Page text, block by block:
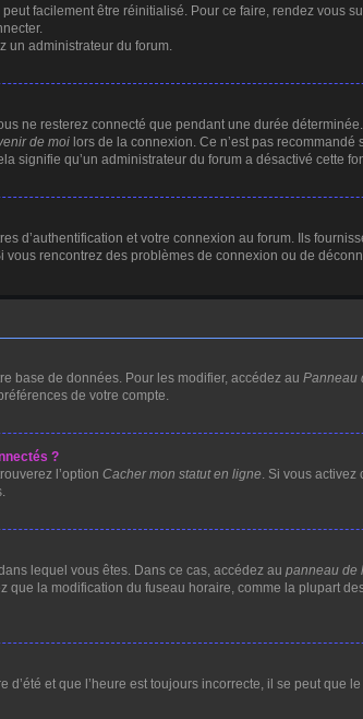
facilement être réinitialisé. Pour ce faire, rendez vous
un administrateur du forum.
ne resterez connecté que pendant une durée
de moilors de la connexion. Ce n’est pas
signifie qu’un administrateur du forum a désactivé cette
d’authentification et votre connexion au forum. Ils
rencontrez des problèmes de connexion ou de
base de données. Pour les modifier, accédez au Panneau
de votre compte.
?
l’option Cacher mon statut en ligne . Si vous
lequel vous êtes. Dans ce cas, accédez au panneau de
la modification du fuseau horaire, comme la plupart
et que l’heure est toujours incorrecte, il se peut que